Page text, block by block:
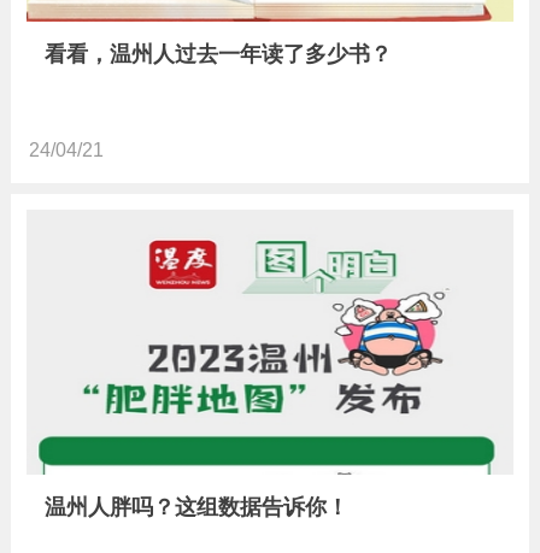
看看，温州人过去一年读了多少书？
24/04/21
温州人胖吗？这组数据告诉你！